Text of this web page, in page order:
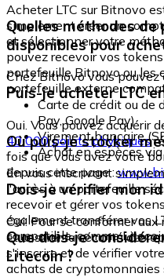
Acheter LTC sur Bitnovo
simplement créer un
et sélectionner votre
pouvez recevoir vos
portefeuille Bitnovo ou les
portefeuille externe
Quelles méthodes
disponibles pour
Chez Bitnovo vous
Carte de crédit ou de
Pay, Google Pay)
Virement bancaire
Achat en espèces
Puis-je acheter LTC
Oui. Vous pouvez acquérir
40 000 points physiques
fois que vous avez votre
depuis cette page :
Où puis-je stocker
En vous inscrivant
l'accès à un portefeuille
recevoir et gérer vos
également transférer vos
compatible, comme
Dois-je vérifier mon
Oui. Pour se conformer
et assurer la sécurité des
s'inscrire et de vérifier
achats de cryptomonnaies
Que dois-je
Litecoin ?